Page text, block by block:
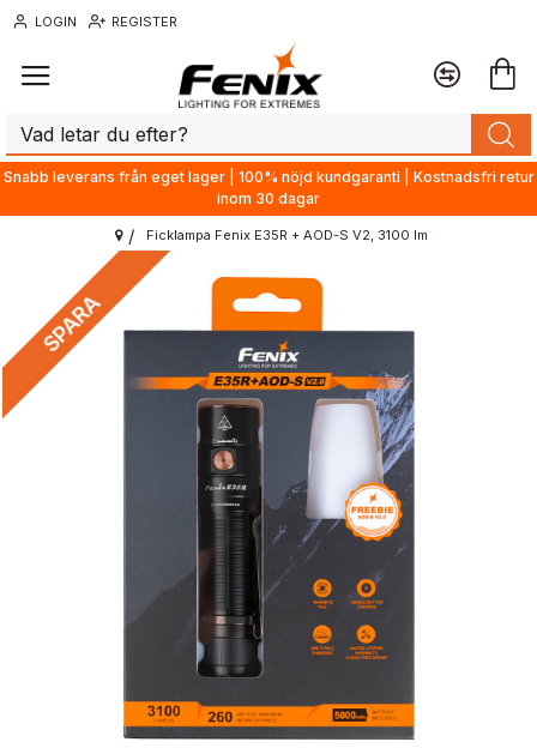
LOGIN REGISTER
Snabb leverans från eget lager | 100% nöjd kundgaranti | Kostnadsfri retur
inom 30 dagar
Ficklampa Fenix E35R + AOD-S V2, 3100 lm
SPARA